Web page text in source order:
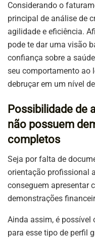
Considerando o
principal de análise de
agilidade e eficiência.
pode te dar uma visão
confiança sobre a
seu comportamento ao
debruçar em um nível
Possibilidade de
não possuem
completos
Seja por falta de
orientação profissional
conseguem apresentar
demonstrações
Ainda assim, é possível
para esse tipo de perfil